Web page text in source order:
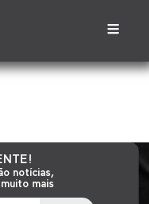
notícias,
mais